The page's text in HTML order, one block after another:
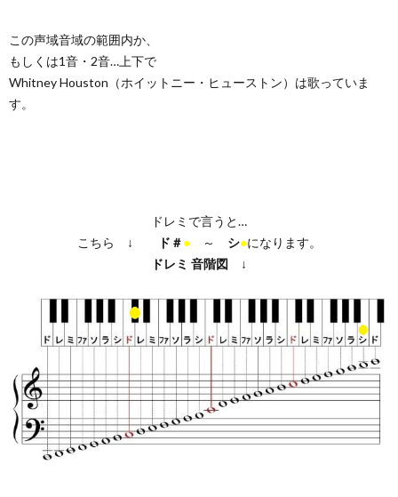
この声域音域の範囲内か、
もしくは1音・2音…上下で
Whitney Houston（ホイットニー・ヒューストン）は歌っていま
す。
ドレミで言うと…
こちら ↓
ド＃●～ シ●になります。
ドレミ 音階図 ↓